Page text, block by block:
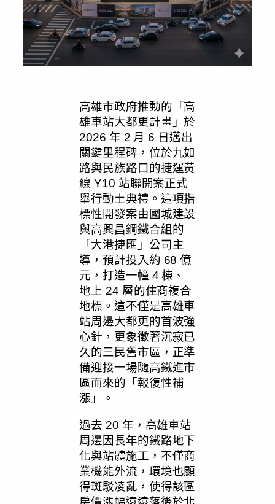
高雄市政府推動的「高
雄車站大都更計畫」於
2026 年 2 月 6 日邁出
關鍵里程碑，位於九如
路與民族路口的捷運黃
線 Y10 站聯開案正式
舉行動土典禮。這項指
標性開發案由國城建設
與高興昌鋼鐵合組的
「大港捷匯」公司主
導，預計投入約 68 億
元，打造一幢 4 棟、
地上 24 層的住商複合
地標。這不僅是高雄車
站周邊大都更的首波強
心針，更象徵著沉寂已
久的三民舊市區，正準
備迎接一場隨高鐵進市
區而來的「報復性補
漲」。
過去 20 年，高雄車站
周邊因長年的鐵路地下
化與站體施工，不僅商
業機能外流，環境也顯
得斑駁凌亂，使得該區